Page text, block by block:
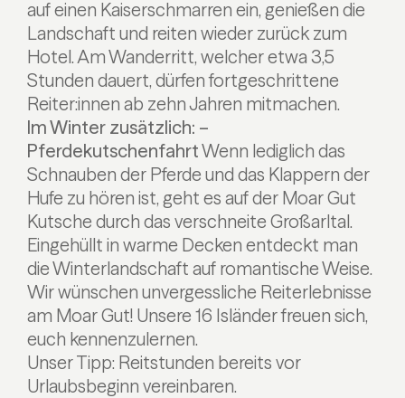
auf einen Kaiserschmarren ein, genießen die
Landschaft und reiten wieder zurück zum
Hotel. Am Wanderritt, welcher etwa 3,5
Stunden dauert, dürfen fortgeschrittene
Reiter:innen ab zehn Jahren mitmachen.
Im Winter zusätzlich: –
PferdekutschenfahrtWenn lediglich das
Schnauben der Pferde und das Klappern der
Hufe zu hören ist, geht es auf der Moar Gut
Kutsche durch das verschneite Großarltal.
Eingehüllt in warme Decken entdeckt man
die Winterlandschaft auf romantische Weise.
Wir wünschen unvergessliche Reiterlebnisse
am Moar Gut! Unsere 16 Isländer freuen sich,
euch kennenzulernen.
Unser Tipp: Reitstunden bereits vor
Urlaubsbeginn vereinbaren.